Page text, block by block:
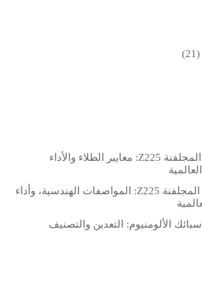
(21)
التحليل الفني للألواح المجلفنة Z225: معايير الطلاء والأداء
الدليل الفني للصفائح المجلفنة Z225: المواصفات الهندسية، وأداء
الألومنيوم: التعدين والتصنيف